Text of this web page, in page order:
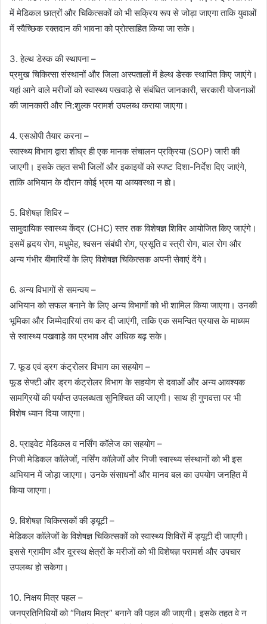
में मेडिकल छात्रों और चिकित्सकों को भी सक्रिय रूप से जोड़ा जाएगा ताकि युवाओं
में स्वैच्छिक रक्तदान की भावना को प्रोत्साहित किया जा सके।
3. हेल्थ डेस्क की स्थापना –
प्रमुख चिकित्सा संस्थानों और जिला अस्पतालों में हेल्थ डेस्क स्थापित किए जाएंगे।
यहां आने वाले मरीजों को स्वास्थ्य पखवाड़े से संबंधित जानकारी, सरकारी योजनाओं
की जानकारी और नि:शुल्क परामर्श उपलब्ध कराया जाएगा।
4. एसओपी तैयार करना –
स्वास्थ्य विभाग द्वारा शीघ्र ही एक मानक संचालन प्रक्रिया (SOP) जारी की
जाएगी। इसके तहत सभी जिलों और इकाइयों को स्पष्ट दिशा-निर्देश दिए जाएंगे,
ताकि अभियान के दौरान कोई भ्रम या अव्यवस्था न हो।
5. विशेषज्ञ शिविर –
सामुदायिक स्वास्थ्य केंद्र (CHC) स्तर तक विशेषज्ञ शिविर आयोजित किए जाएंगे।
इसमें हृदय रोग, मधुमेह, श्वसन संबंधी रोग, प्रसूति व स्त्री रोग, बाल रोग और
अन्य गंभीर बीमारियों के लिए विशेषज्ञ चिकित्सक अपनी सेवाएं देंगे।
6. अन्य विभागों से समन्वय –
अभियान को सफल बनाने के लिए अन्य विभागों को भी शामिल किया जाएगा। उनकी
भूमिका और जिम्मेदारियां तय कर दी जाएंगी, ताकि एक समन्वित प्रयास के माध्यम
से स्वास्थ्य पखवाड़े का प्रभाव और अधिक बढ़ सके।
7. फूड एवं ड्रग कंट्रोलर विभाग का सहयोग –
फूड सेफ्टी और ड्रग कंट्रोलर विभाग के सहयोग से दवाओं और अन्य आवश्यक
सामग्रियों की पर्याप्त उपलब्धता सुनिश्चित की जाएगी। साथ ही गुणवत्ता पर भी
विशेष ध्यान दिया जाएगा।
8. प्राइवेट मेडिकल व नर्सिंग कॉलेज का सहयोग –
निजी मेडिकल कॉलेजों, नर्सिंग कॉलेजों और निजी स्वास्थ्य संस्थानों को भी इस
अभियान में जोड़ा जाएगा। उनके संसाधनों और मानव बल का उपयोग जनहित में
किया जाएगा।
9. विशेषज्ञ चिकित्सकों की ड्यूटी –
मेडिकल कॉलेजों के विशेषज्ञ चिकित्सकों को स्वास्थ्य शिविरों में ड्यूटी दी जाएगी।
इससे ग्रामीण और दूरस्थ क्षेत्रों के मरीजों को भी विशेषज्ञ परामर्श और उपचार
उपलब्ध हो सकेगा।
10. निक्षय मित्र पहल –
जनप्रतिनिधियों को “निक्षय मित्र” बनाने की पहल की जाएगी। इसके तहत वे न